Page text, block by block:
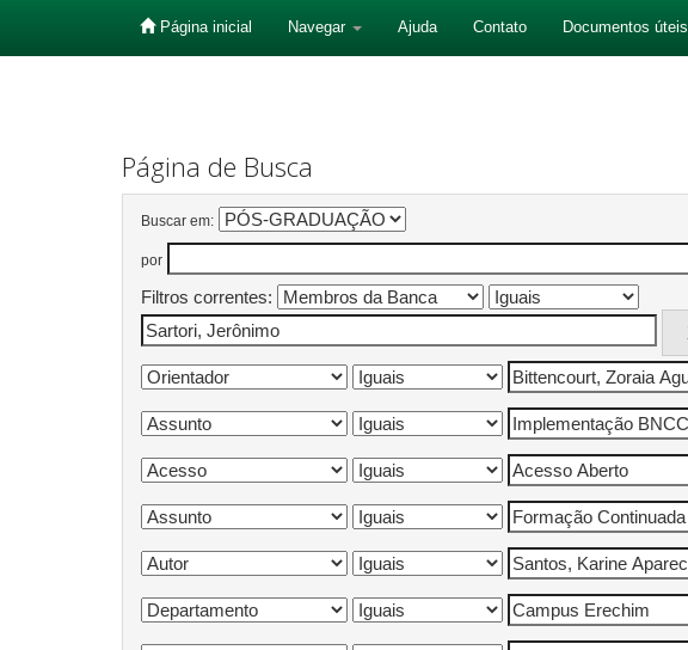
Página inicial Navegar Ajuda Contato Documentos úteis
Página de Busca
Buscar em:
por
Filtros correntes: